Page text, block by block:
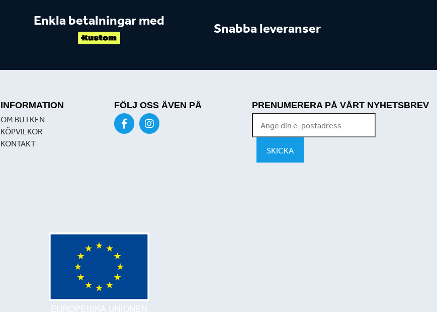
Enkla betalningar med
Snabba leveranser
INFORMATION
OM BUTKEN
KÖPVILKOR
KONTAKT
FÖLJ OSS ÄVEN PÅ PRENUMERERA PÅ VÅRT NYHETSBREV